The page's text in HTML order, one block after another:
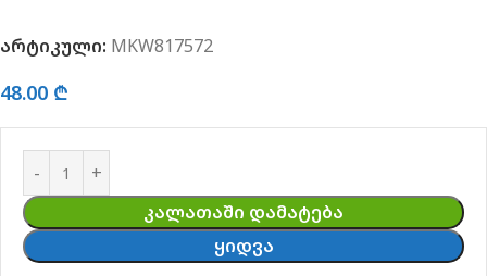
არტიკული: MKW817572
48.00 ₾
ᲙᲐᲚᲐᲗᲐᲨᲘ ᲓᲐᲛᲐᲢᲔᲑᲐ
ᲧᲘᲓᲕᲐ